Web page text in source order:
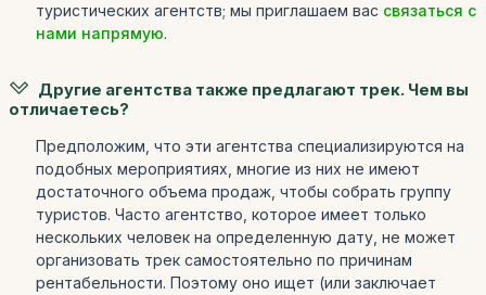
туристических агентств; мы приглашаем вас связаться с
нами напрямую.
Другие агентства также предлагают трек. Чем вы
отличаетесь?
Предположим, что эти агентства специализируются на
подобных мероприятиях, многие из них не имеют
достаточного объема продаж, чтобы собрать группу
туристов. Часто агентство, которое имеет только
нескольких человек на определенную дату, не может
организовать трек самостоятельно по причинам
рентабельности. Поэтому оно ищет (или заключает